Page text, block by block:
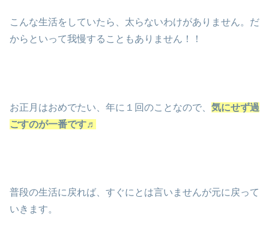
こんな生活をしていたら、太らないわけがありません。だ
からといって我慢することもありません！！
お正月はおめでたい、年に１回のことなので、 気にせず過
ごすのが一番です♬
普段の生活に戻れば、すぐにとは言いませんが元に戻って
いきます。